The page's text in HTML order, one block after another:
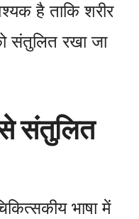
है ताकि शरीर
संतुलित रखा जा
संतुलित
भाषा में